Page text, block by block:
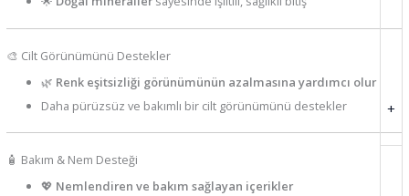
+
🎨 Cilt Görünümünü Destekler
🌿 Renk eşitsizliği görünümünün azalmasına yardımcı olur
Daha pürüzsüz ve bakımlı bir cilt görünümünü destekler
🧴 Bakım & Nem Desteği
💖 Nemlendiren ve bakım sağlayan içerikler